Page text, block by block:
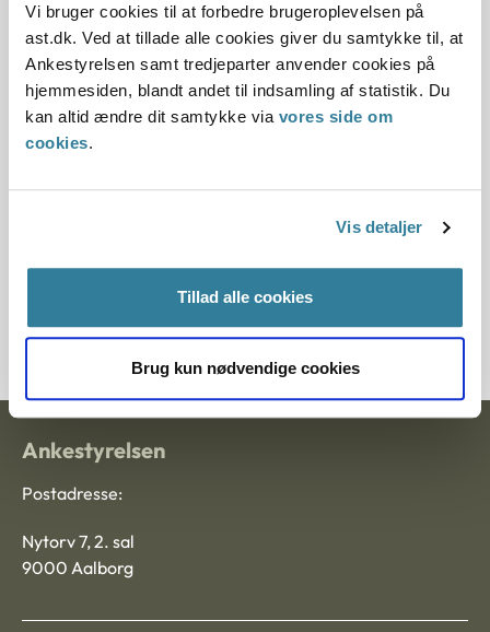
Vi bruger cookies til at forbedre brugeroplevelsen på
ast.dk. Ved at tillade alle cookies giver du samtykke til, at
Ankestyrelsen samt tredjeparter anvender cookies på
hjemmesiden, blandt andet til indsamling af statistik. Du
kan altid ændre dit samtykke via vores side om
cookies.
Vis detaljer
Tillad alle cookies
Brug kun nødvendige cookies
01.09.2012
Offentliggørelsesdato
10.07.2013
Journalnummer
5600049-12
Ankestyrelsen
Postadresse:
Nytorv 7, 2. sal
9000 Aalborg